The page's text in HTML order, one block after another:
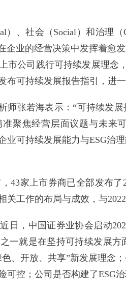
、社会（Social）和治理（
企业的经营决策中发挥着愈
市公司践行可持续发展理念
布可持续发展报告指引，进
张若海表示：“可持续发展
聚焦经营层面议题与未来
业可持续发展能力与ESG治
家上市券商已全部发布了
关工作的布局与成效，与
，中国证券业协会启动
一就是在坚持可持续发展
、开放、共享”新发展理念
可控；公司是否构建了ESG治